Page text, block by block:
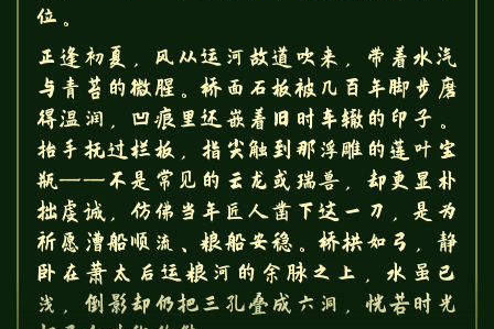
位。
正逢初夏，风从运河故道吹来，带着水汽
与青苔的微腥。桥面石板被几百年脚步磨
得温润，凹痕里还嵌着旧时车辙的印子。
抬手抚过栏板，指尖触到那浮雕的莲叶宝
瓶——不是常见的云龙或瑞兽，却更显朴
拙虔诚，仿佛当年匠人凿下这一刀，是为
祈愿漕船顺流、粮船安稳。桥拱如弓，静
卧在萧太后运粮河的余脉之上，水虽已
浅，倒影却仍把三孔叠成六洞，恍若时光